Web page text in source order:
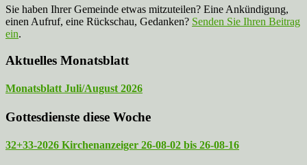
Sie haben Ihrer Gemeinde etwas mitzuteilen? Eine Ankündigung,
einen Aufruf, eine Rückschau, Gedanken? Senden Sie Ihren Beitrag
ein.
Aktuelles Monatsblatt
Monatsblatt Juli/August 2026
Gottesdienste diese Woche
32+33-2026 Kirchenanzeiger 26-08-02 bis 26-08-16